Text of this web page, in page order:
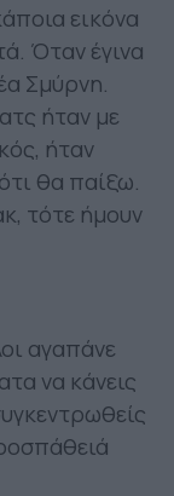
εικόνα
Όταν έγινα
Σμύρνη.
ήταν με
ήταν
θα παίξω.
τότε ήμουν
αγαπάνε
να κάνεις